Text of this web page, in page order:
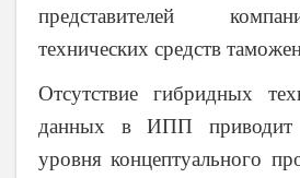
представителей
технических средств
Отсутствие гибридных
данных в ИПП
уровня концептуального